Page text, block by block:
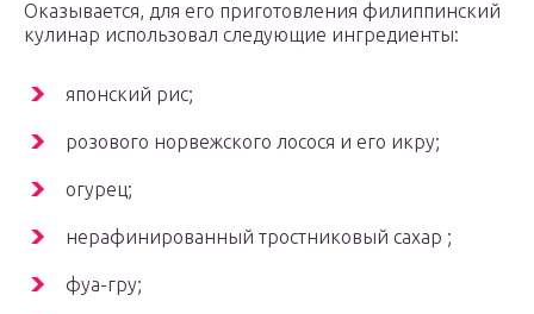
Оказывается, для его приготовления филиппинский
кулинар использовал следующие ингредиенты:
японский рис;
розового норвежского лосося и его икру;
огурец;
нерафинированный тростниковый сахар ;
фуа-гру;